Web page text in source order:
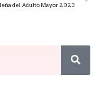
del Adulto Mayor 2023